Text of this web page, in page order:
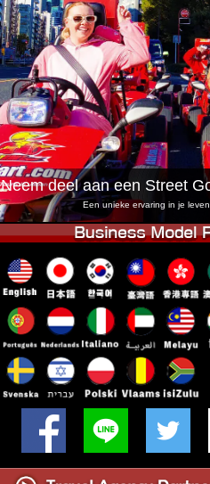
Tokyo Shinagawa
Tokyo Akihabara#2
Tokyo Shibuya Annex
Tokyo Asakusa
Okinawa
Neem deel aan een Street
Een unieke ervaring in je